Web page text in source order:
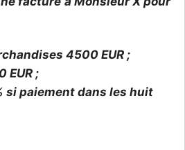
4500 EUR ;
EUR ;
si paiement dans les huit